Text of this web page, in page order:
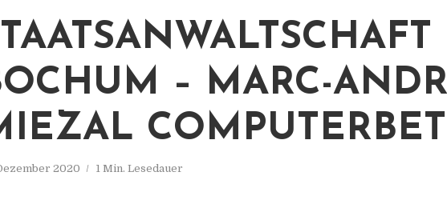
– MARC-
2020 1 Min. Lesedauer